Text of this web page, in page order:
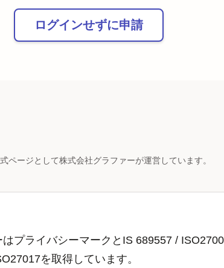
ログインせずに申請
ページとして株式会社グラファーが運営しています。
プライバシーマークとIS 689557 /
を取得しています。